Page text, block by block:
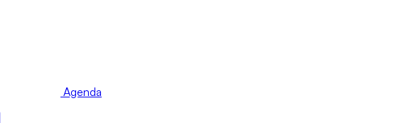
Agenda